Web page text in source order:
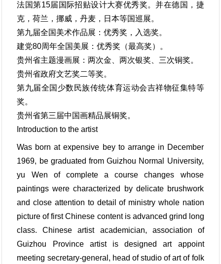
法国第15届国际招贴设计大赛优秀奖。并在德国，捷
克，荷兰，挪威，丹麦，日本等国巡展。
第九届全国美术作品展：优秀奖，入选奖。
建党80周年全国美展：优秀奖（最高奖）。
贵州省主题漫画展：两次金、两次银奖、三次铜奖。
贵州省政府文艺奖二等奖。
第九届全国少数民族传统体育运动会吉祥物征集特等
奖。
贵州省第三届中国画精品展铜奖。
Introduction to the artist
Was born at expensive bey to arrange in December
1969, be graduated from Guizhou Normal University,
yu Wen of complete a course changes whose
paintings were characterized by delicate brushwork
and close attention to detail of ministry whole nation
picture of first Chinese content is advanced grind long
class. Chinese artist academician, association of
Guizhou Province artist is designed art appoint
meeting secretary-general, head of studio of art of folk